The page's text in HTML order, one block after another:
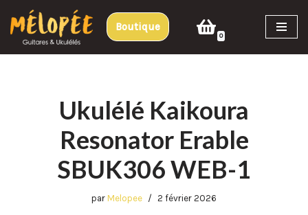
Aller
au
Boutique
0
Ukulélé Kaikoura
Resonator Erable
SBUK306 WEB-1
par Melopee 2 février 2026